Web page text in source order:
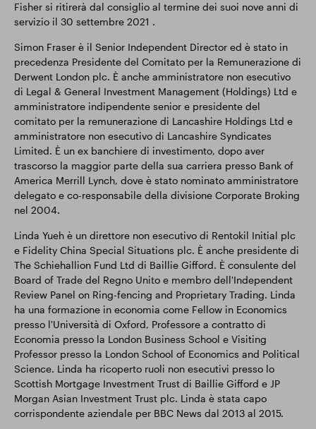
Fisher si ritirerà dal consiglio al termine dei suoi nove anni di
servizio il 30 settembre 2021 .
Simon Fraser è il Senior Independent Director ed è stato in
precedenza Presidente del Comitato per la Remunerazione di
Derwent London plc. È anche amministratore non esecutivo
di Legal & General Investment Management (Holdings) Ltd e
amministratore indipendente senior e presidente del
comitato per la remunerazione di Lancashire Holdings Ltd e
amministratore non esecutivo di Lancashire Syndicates
Limited. È un ex banchiere di investimento, dopo aver
trascorso la maggior parte della sua carriera presso Bank of
America Merrill Lynch, dove è stato nominato amministratore
delegato e co-responsabile della divisione Corporate Broking
nel 2004.
Linda Yueh è un direttore non esecutivo di Rentokil Initial plc
e Fidelity China Special Situations plc. È anche presidente di
The Schiehallion Fund Ltd di Baillie Gifford. È consulente del
Board of Trade del Regno Unito e membro dell'Independent
Review Panel on Ring-fencing and Proprietary Trading. Linda
ha una formazione in economia come Fellow in Economics
presso l'Università di Oxford, Professore a contratto di
Economia presso la London Business School e Visiting
Professor presso la London School of Economics and Political
Science. Linda ha ricoperto ruoli non esecutivi presso lo
Scottish Mortgage Investment Trust di Baillie Gifford e JP
Morgan Asian Investment Trust plc. Linda è stata capo
corrispondente aziendale per BBC News dal 2013 al 2015.